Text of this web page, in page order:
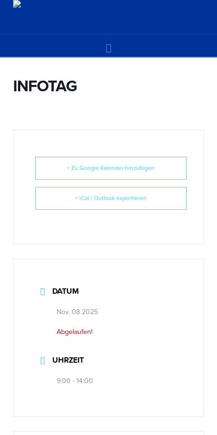
INFOTAG
+ Zu Google Kalender hinzufügen
+ iCal / Outlook exportieren
DATUM
Nov. 08 2025
Abgelaufen!
UHRZEIT
9:00 - 14:00